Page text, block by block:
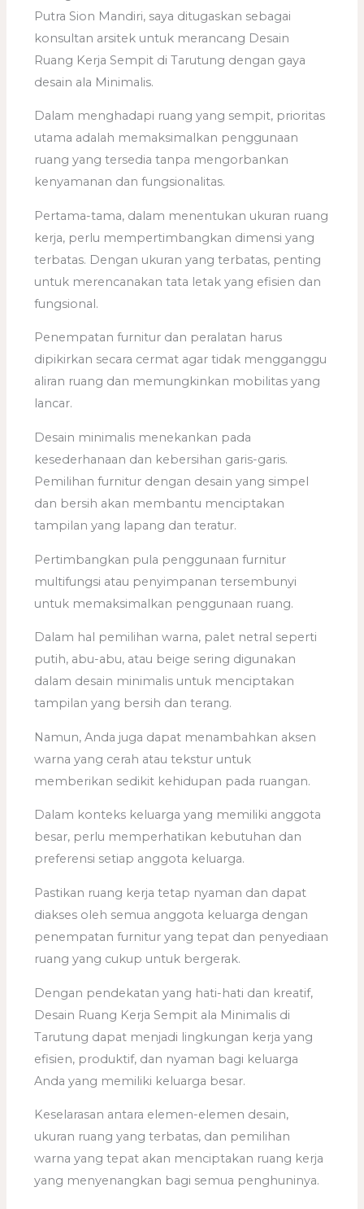
Putra Sion Mandiri, saya ditugaskan sebagai
konsultan arsitek untuk merancang Desain
Ruang Kerja Sempit di Tarutung dengan gaya
desain ala Minimalis.
Dalam menghadapi ruang yang sempit, prioritas
utama adalah memaksimalkan penggunaan
ruang yang tersedia tanpa mengorbankan
kenyamanan dan fungsionalitas.
Pertama-tama, dalam menentukan ukuran ruang
kerja, perlu mempertimbangkan dimensi yang
terbatas. Dengan ukuran yang terbatas, penting
untuk merencanakan tata letak yang efisien dan
fungsional.
Penempatan furnitur dan peralatan harus
dipikirkan secara cermat agar tidak mengganggu
aliran ruang dan memungkinkan mobilitas yang
lancar.
Desain minimalis menekankan pada
kesederhanaan dan kebersihan garis-garis.
Pemilihan furnitur dengan desain yang simpel
dan bersih akan membantu menciptakan
tampilan yang lapang dan teratur.
Pertimbangkan pula penggunaan furnitur
multifungsi atau penyimpanan tersembunyi
untuk memaksimalkan penggunaan ruang.
Dalam hal pemilihan warna, palet netral seperti
putih, abu-abu, atau beige sering digunakan
dalam desain minimalis untuk menciptakan
tampilan yang bersih dan terang.
Namun, Anda juga dapat menambahkan aksen
warna yang cerah atau tekstur untuk
memberikan sedikit kehidupan pada ruangan.
Dalam konteks keluarga yang memiliki anggota
besar, perlu memperhatikan kebutuhan dan
preferensi setiap anggota keluarga.
Pastikan ruang kerja tetap nyaman dan dapat
diakses oleh semua anggota keluarga dengan
penempatan furnitur yang tepat dan penyediaan
ruang yang cukup untuk bergerak.
Dengan pendekatan yang hati-hati dan kreatif,
Desain Ruang Kerja Sempit ala Minimalis di
Tarutung dapat menjadi lingkungan kerja yang
efisien, produktif, dan nyaman bagi keluarga
Anda yang memiliki keluarga besar.
Keselarasan antara elemen-elemen desain,
ukuran ruang yang terbatas, dan pemilihan
warna yang tepat akan menciptakan ruang kerja
yang menyenangkan bagi semua penghuninya.